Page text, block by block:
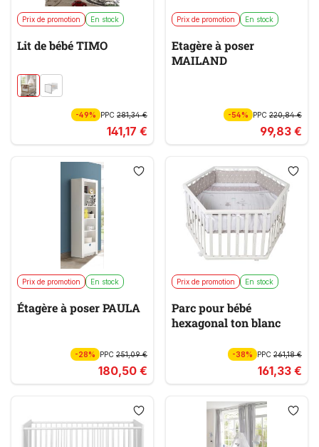
Prix de promotion En stock
Lit de bébé TIMO
-49% PPC 281,34 €
141,17 €
Prix de promotion En stock
Etagère à poser
MAILAND
-54% PPC220,84 €
99,83 €
Prix de promotion En stock
Étagère à poser PAULA
-28% PPC 251,09 €
180,50 €
Prix de promotion En stock
Parc pour bébé
hexagonal ton blanc
-38% PPC261,18 €
161,33 €